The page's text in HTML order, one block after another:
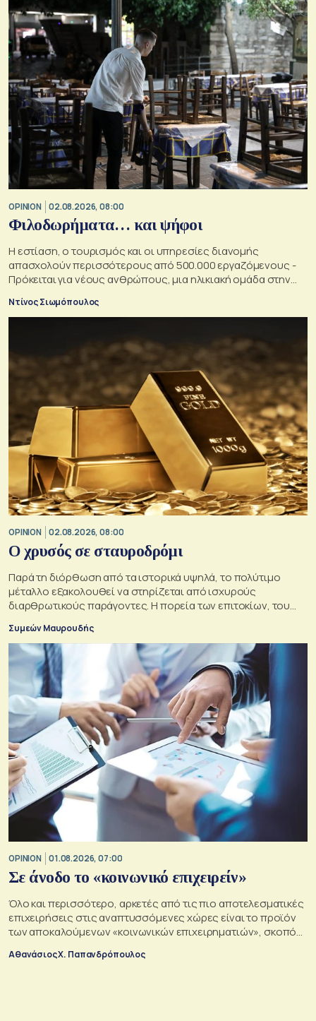
OPINION 02.08.2026, 08:00
Φιλοδωρήματα… και ψήφοι
Η εστίαση, ο τουρισμός και οι υπηρεσίες διανομής
απασχολούν περισσότερους από 500.000 εργαζόμενους -
Πρόκειται για νέους ανθρώπους, μια ηλικιακή ομάδα στην
Ντίνος Σιωμόπουλος
OPINION 02.08.2026, 08:00
O χρυσός σε σταυροδρόμι
Παρά τη διόρθωση από τα ιστορικά υψηλά, το πολύτιμο
μέταλλο εξακολουθεί να στηρίζεται από ισχυρούς
διαρθρωτικούς παράγοντες. Η πορεία των επιτοκίων, του
καθορίσουν αν οι προϋποθέσεις για περαιτέρω άνοδο της
τιμής του παραμένουν ισχυρές
Συμεών Μαυρουδής
OPINION 01.08.2026, 07:00
Σε άνοδο το «κοινωνικό επιχειρείν»
Όλο και περισσότερο, αρκετές από τις πιο αποτελεσματικές
επιχειρήσεις στις αναπτυσσόμενες χώρες είναι το προϊόν
των αποκαλούμενων «κοινωνικών επιχειρηματιών», σκοπός
σε μια εποχή σοβαρών διαρθρωτικών μετασχηματισμών και
Αθανάσιος Χ. Παπανδρόπουλος